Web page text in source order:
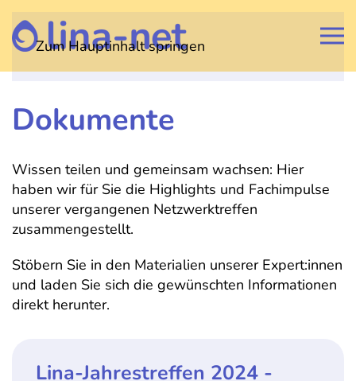
Zum Hauptinhalt springen
Dokumente
Wissen teilen und gemeinsam wachsen: Hier
haben wir für Sie die Highlights und Fachimpulse
unserer vergangenen Netzwerktreffen
zusammengestellt.
Stöbern Sie in den Materialien unserer Expert:innen
und laden Sie sich die gewünschten Informationen
direkt herunter.
Lina-Jahrestreffen 2024 -